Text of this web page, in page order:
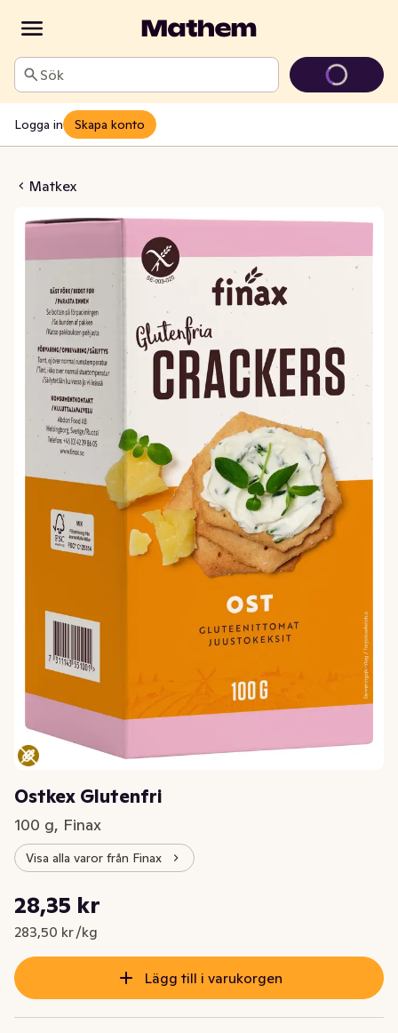
Sök
Logga in Skapa konto
Matkex
Glutenfri
Ostkex Glutenfri
100 g, Finax
Visa alla varor från Finax
Nuvarande pris är: 28,35 kr
28,35 kr
283,50 kr /kg
Styckpris: 283,50 kr /kg
Lägg till i varukorgen